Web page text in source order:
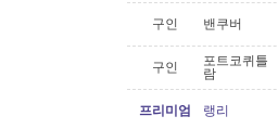
구인 밴쿠버
구인
포트코퀴틀
람
프리미엄 랭리